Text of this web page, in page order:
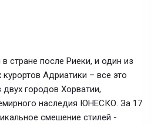
стране после Риеки, и один из
Адриатики – все это
городов Хорватии,
наследия ЮНЕСКО. За 17
смешение стилей -